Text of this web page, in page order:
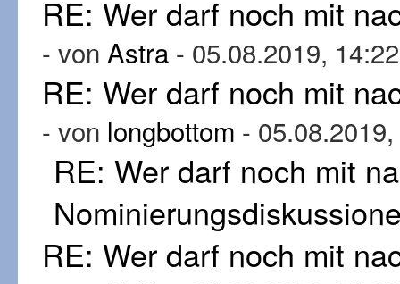
RE: Wer darf noch mit
- von Astra - 05.08.2019, 14:22
RE: Wer darf noch mit
- von longbottom -
RE: Wer darf noch mit
RE: Wer darf noch mit